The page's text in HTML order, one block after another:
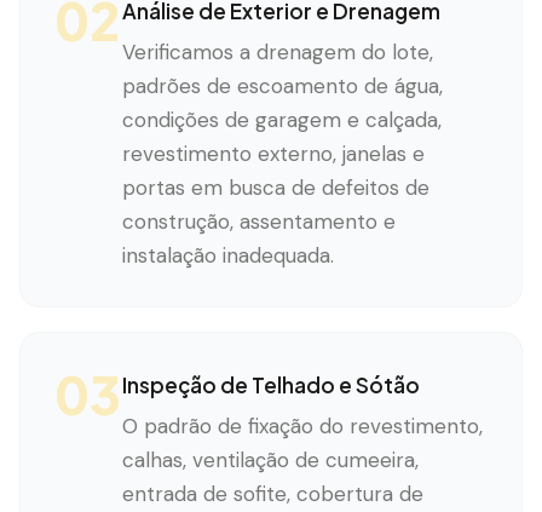
02Análise de Exterior e Drenagem
Verificamos a drenagem do lote,
padrões de escoamento de água,
condições de garagem e calçada,
revestimento externo, janelas e
portas em busca de defeitos de
construção, assentamento e
instalação inadequada.
03Inspeção de Telhado e Sótão
O padrão de fixação do revestimento,
calhas, ventilação de cumeeira,
entrada de sofite, cobertura de